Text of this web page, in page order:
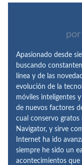
por
Apasionado desde
buscando
línea y de las
evolución de la
móviles inteligentes
de nuevos factores
cual conservo gratos
Navigator, y sirve
Internet ha ido
siempre he sido un
acontecimientos que